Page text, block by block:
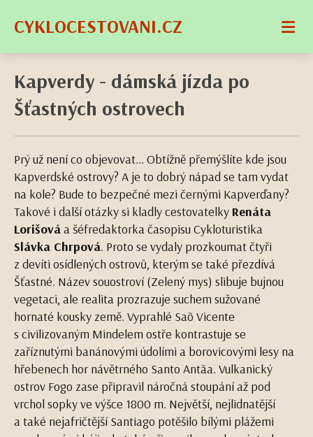
CYKLOCESTOVANI.CZ
Kapverdy - dámská jízda po
Šťastných ostrovech
Prý už není co objevovat... Obtížně přemýšlíte kde jsou
Kapverdské ostrovy? A je to dobrý nápad se tam vydat
na kole? Bude to bezpečné mezi černými Kapverďany?
Takové i další otázky si kladly cestovatelky Renáta
Lorišováa šéfredaktorka časopisu Cykloturistika
Slávka Chrpová. Proto se vydaly prozkoumat čtyři
z devíti osídlených ostrovů, kterým se také přezdívá
Šťastné. Název souostroví (Zelený mys) slibuje bujnou
vegetaci, ale realita prozrazuje suchem sužované
hornaté kousky země. Vyprahlé Saõ Vicente
s civilizovaným Mindelem ostře kontrastuje se
zaříznutými banánovými údolími a borovicovými lesy na
hřebenech hor návětrného Santo Antãa. Vulkanický
ostrov Fogo zase připravil náročná stoupání až pod
vrchol sopky ve výšce 1800 m. Největší, nejlidnatější
a také nejafričtější Santiago potěšilo bílými plážemi